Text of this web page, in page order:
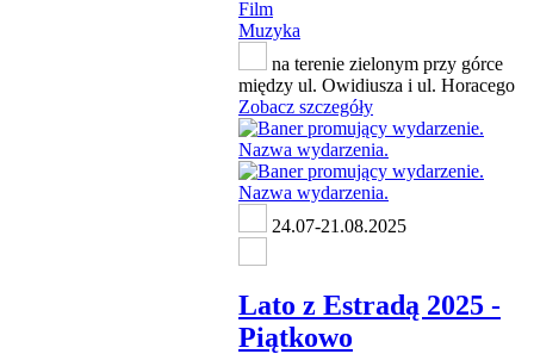
Film
Muzyka
na terenie zielonym przy górce
między ul. Owidiusza i ul. Horacego
Zobacz szczegóły
24.07-21.08.2025
Lato z Estradą 2025 -
Piątkowo